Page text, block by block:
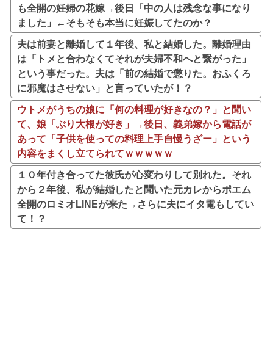
も全開の妊婦の花嫁→後日「中の人は残念な事になり
ました」←そもそも本当に妊娠してたのか？
夫は前妻と離婚して１年後、私と結婚した。離婚理由
は「トメと合わなくてそれが夫婦不和へと繋がった」
という事だった。夫は「前の結婚で懲りた。おふくろ
に邪魔はさせない」と言っていたが！？
ウトメがうちの娘に「何の料理が好きなの？」と聞い
て、娘「ぶり大根が好き」→後日、義弟嫁から電話が
あって「子供を使っての料理上手自慢うざー」という
内容をまくし立てられてｗｗｗｗｗ
１０年付き合ってた彼氏が心変わりして別れた。それ
から２年後、私が結婚したと聞いた元カレからポエム
全開のロミオLINEが来た→さらに夫にイタ電もしてい
て！？